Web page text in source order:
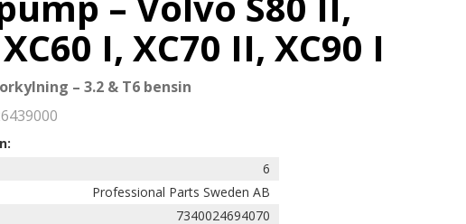
I, XC70 II, XC90 I
– 3.2 & T6 bensin
6
Professional Parts Sweden AB
7340024694070